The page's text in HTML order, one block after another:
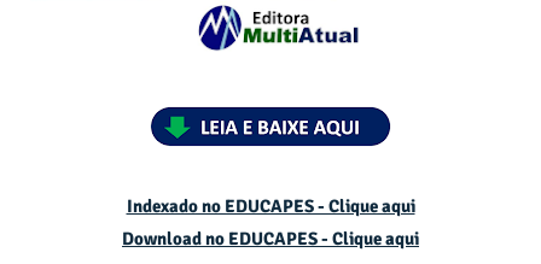
Indexado no EDUCAPES - Clique aqui
Download no EDUCAPES - Clique aqui